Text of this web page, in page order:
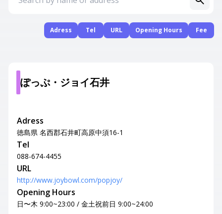
Adress Tel URL Opening Hours Fee
ぽっぷ・ジョイ石井
Adress
徳島県 名西郡石井町高原中須16-1
Tel
088-674-4455
URL
http://www.joybowl.com/popjoy/
Opening Hours
日〜木 9:00~23:00 / 金土祝前日 9:00~24:00